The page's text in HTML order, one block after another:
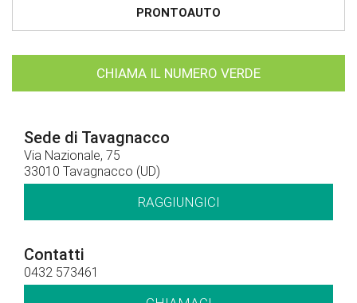
PRONTOAUTO
CHIAMA IL NUMERO VERDE
Sede di Tavagnacco
Via Nazionale, 75
33010 Tavagnacco (UD)
RAGGIUNGICI
Contatti
0432 573461